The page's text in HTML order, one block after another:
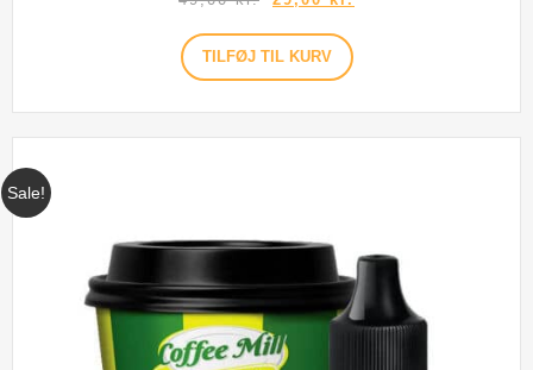
TILFØJ TIL KURV
Sale!